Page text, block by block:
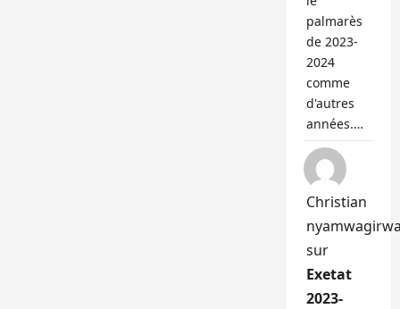
palmarès
de 2023-
2024
comme
d'autres
années.…
Christian
sur
Exetat
2023-